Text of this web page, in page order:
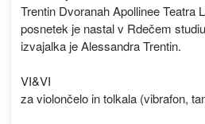
Trentin Dvoranah Apollinee Teatra
posnetek je nastal v Rdečem
izvajalka je Alessandra Trentin.
VI&VI
za violončelo in tolkala (vibrafon,